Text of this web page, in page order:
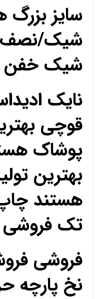
سایز
شیک/نصف
شیک خفن
نایک
قوچی
پوشاک
بهترین
تک فروشی
نخ پارچه